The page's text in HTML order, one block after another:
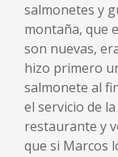
salmonetes y
montaña, que
son nuevas,
hizo primero
salmonete al
el servicio de
restaurante y
que si Marcos